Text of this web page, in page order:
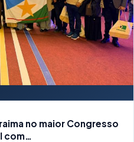
no maior Congresso
com…